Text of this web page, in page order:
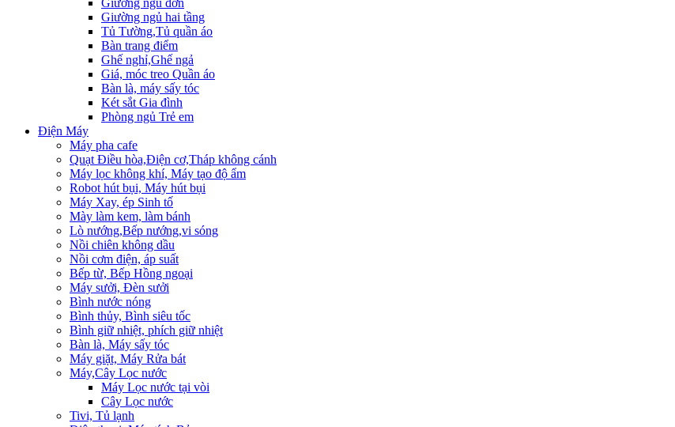
Giường ngủ đơn
Giường ngủ hai tầng
Tủ Tường,Tủ quần áo
Bàn trang điểm
Ghế nghỉ,Ghế ngả
Giá, móc treo Quần áo
Bàn là, máy sấy tóc
Két sắt Gia đình
Phòng ngủ Trẻ em
Điện Máy
Máy pha cafe
Quạt Điều hòa,Điện cơ,Tháp không cánh
Máy lọc không khí, Máy tạo độ ẩm
Robot hút bụi, Máy hút bụi
Máy Xay, ép Sinh tố
Mày làm kem, làm bánh
Lò nướng,Bếp nướng,vi sóng
Nồi chiên không dầu
Nồi cơm điện, áp suất
Bếp từ, Bếp Hồng ngoại
Máy sưởi, Đèn sưởi
Bình nước nóng
Bình thủy, Bình siêu tốc
Bình giữ nhiệt, phích giữ nhiệt
Bàn là, Máy sấy tóc
Máy giặt, Máy Rửa bát
Máy,Cây Lọc nước
Máy Lọc nước tại vòi
Cây Lọc nước
Tivi, Tủ lạnh